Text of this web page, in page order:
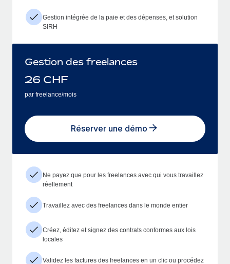
Gestion intégrée de la paie et des dépenses, et solution
SIRH
Gestion des freelances
26 CHF
par freelance/mois
Réserver une démo
Ne payez que pour les freelances avec qui vous travaillez
réellement
Travaillez avec des freelances dans le monde entier
Créez, éditez et signez des contrats conformes aux lois
locales
Validez les factures des freelances en un clic ou procédez